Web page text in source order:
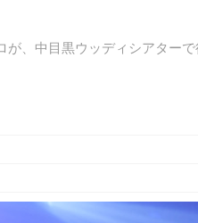
が、中目黒ウッディシアター